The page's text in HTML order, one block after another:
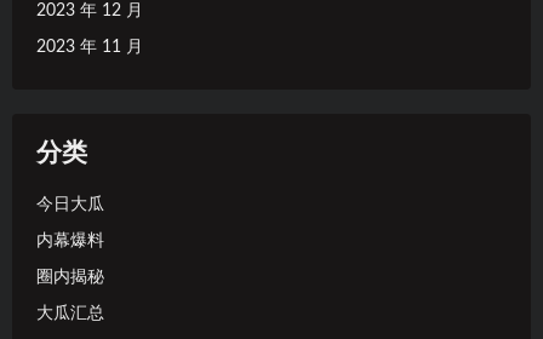
2023 年 12 月
2023 年 11 月
分类
今日大瓜
内幕爆料
圈内揭秘
大瓜汇总